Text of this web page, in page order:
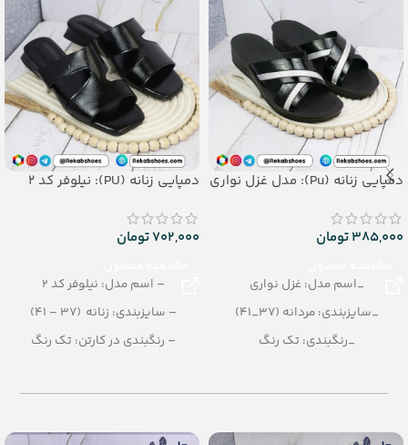
دمپایی زنانه (Pu): مدل غزل نواری
385,000تومان
_اسم مدل: غزل نواری
_سایزبندی: مردانه (37_41)
_رنگبندی: تک رنگ
_جنس: pu
دمپایی زنانه (PU): نیلوفر کد 2
702,000تومان
– اسم مدل: نیلوفر کد 2
– سایزبندی: زنانه (37 – 41)
– رنگبندی در کارتن: تک رنگ
– جنس زیره: PU